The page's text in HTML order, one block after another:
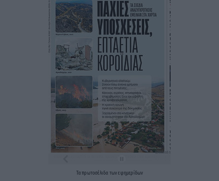
Ταπρωτοσέλιδα τωνεφημερίδων